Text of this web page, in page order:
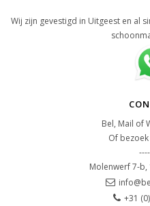
Wij zijn gevestigd in Uitgeest en al
Bel, Mail of
Of
Molenwerf 7-b,
+31